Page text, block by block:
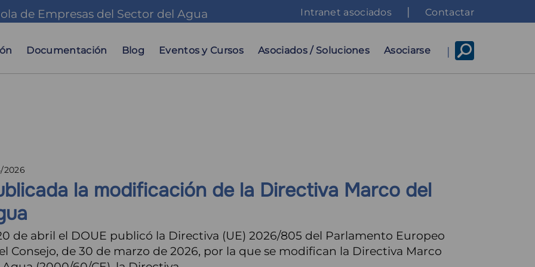
de Empresas del Sector del Agua
Top
Intranet asociados Contactar
Documentación Blog Eventos y Cursos Asociados / Soluciones Asociarse
2026
la modificación de la Directiva Marco del
de abril el DOUE publicó la Directiva (UE) 2026/805 del Parlamento Europeo
Consejo, de 30 de marzo de 2026, por la que se modifican la Directiva Marco